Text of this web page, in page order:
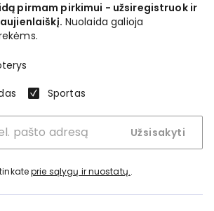
pirmam pirkimui - užsiregistruok ir
Nuolaida galioja
Sportas
Užsisakyti
prie sąlygų ir nuostatų..